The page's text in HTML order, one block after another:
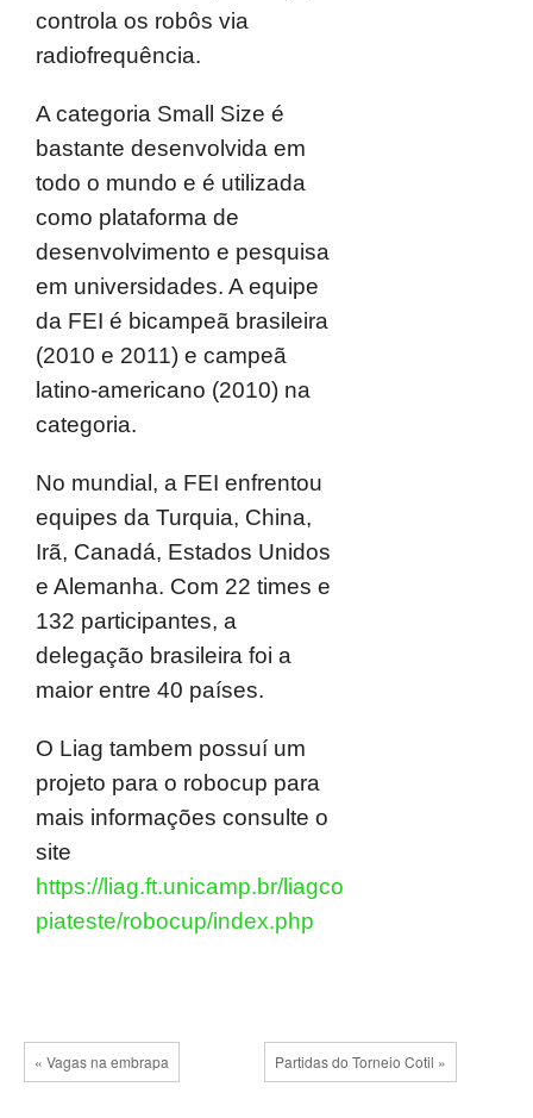
controla os robôs via
radiofrequência.
A categoria Small Size é
bastante desenvolvida em
todo o mundo e é utilizada
como plataforma de
desenvolvimento e pesquisa
em universidades. A equipe
da FEI é bicampeã brasileira
(2010 e 2011) e campeã
latino-americano (2010) na
categoria.
No mundial, a FEI enfrentou
equipes da Turquia, China,
Irã, Canadá, Estados Unidos
e Alemanha. Com 22 times e
132 participantes, a
delegação brasileira foi a
maior entre 40 países.
O Liag tambem possuí um
projeto para o robocup para
mais informações consulte o
site
https://liag.ft.unicamp.br/liagco
piateste/robocup/index.php
« Vagas na embrapa Partidas do Torneio Cotil »